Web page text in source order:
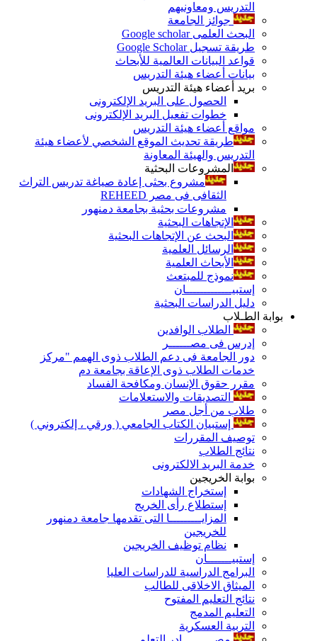
التدريس ومعاونيهم
جوائز الجامعة
البحث العلمى Google scholar
طريقة تسجيل Google Scholar
قواعد البيانات العالمية للأبحاث
بيانات أعضاء هيئة التدريس
بريد أعضاء هيئة التدريس
الحصول على البريد الإلكترونى
خطوات تفعيل البريد الإلكترونى
مواقع أعضاء هيئة التدريس
طريقة تحديث الموقع الشخصي لأعضاء هيئة
التدريس والهيئة المعاونة
المشروعات البحثية
مشروع بحثى إعادة صياغة تدريس التراث
الثقافى فى مصر REHEED
مشروعات بحثية بجامعة دمنهور
الإتجاهات البحثية
البحث عن الإتجاهات البحثية
الرسائل العلمية
الأبحاث العلمية
نموذج للمبتعث
إستبيـــــــــــــان
دليل الدراسات البحثية
بوابة الطـلاب
الطلاب الوافدين
إدرس فى مصــــــر
دور الجامعة فى دعم الطلاب ذوى الهمم "مركز
خدمات الطلاب ذوى الإعاقة بجامعة دم
مقرر حقوق الإنسان ومكافحة الفساد
التصديقات والاستعلامات
طلاب من أجل مصر
إستبيان الكتاب الجامعي ( ورقي ، إلكتروني )
توصيف المقررات
نتائج الطلاب
خدمة البريد الالكترونى
بوابة الخريجين
إستخراج الشهادات
إستطلاع رأى الخريج
المزايـــــــــا التى تقدمها جامعة دمنهور
للخريجين
نظام توظيف الخريجين
إستبيـــــــان
البرامج الدراسية للدراسات العليا
الميثاق الاخلاقى للطالب
نتائج التعليم المفتوح
التعليم المدمج
التربية العسكرية